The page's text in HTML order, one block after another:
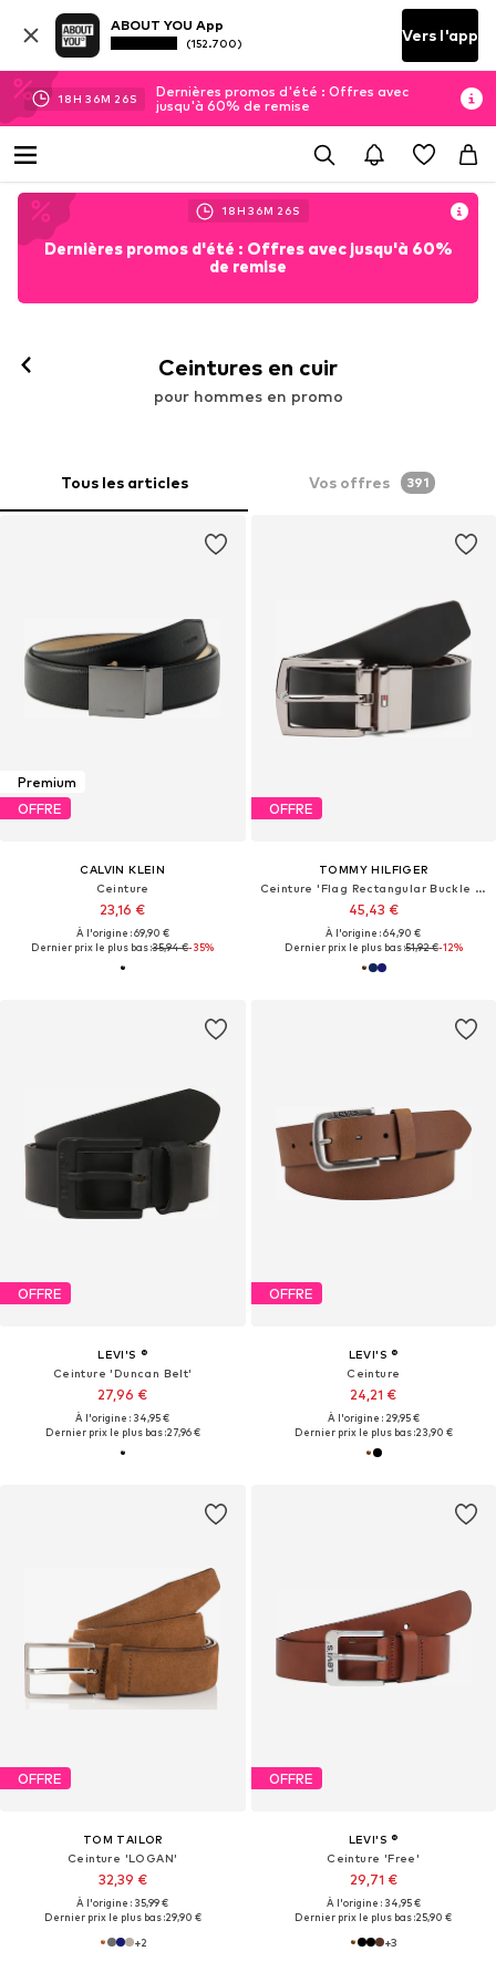
ABOUT YOU App
(152.700) Vers l'app
18H 36M 25S
Dernières promos d'été : Offres avec
jusqu'à 60% de remise
18H 36M 25S
Dernières promos d'été : Offres avec jusqu'à 60%
de remise
Ceintures en cuir
pour hommes en promo
Tous les articles Vos offres 391
Premium
OFFRE
CALVIN KLEIN
Ceinture
23,16 €
À l'origine : 69,90 €
Dernier prix le plus bas :35,94 €-35%
OFFRE
TOMMY HILFIGER
Ceinture 'Flag Rectangular Buckle Reversible'
45,43 €
À l'origine : 64,90 €
Dernier prix le plus bas :51,92 €-12%
OFFRE
LEVI'S ®
Ceinture 'Duncan Belt'
27,96 €
À l'origine : 34,95 €
Dernier prix le plus bas :27,96 €
OFFRE
LEVI'S ®
Ceinture
24,21 €
À l'origine : 29,95 €
Dernier prix le plus bas :23,90 €
OFFRE
TOM TAILOR
Ceinture 'LOGAN'
32,39 €
À l'origine : 35,99 €
Dernier prix le plus bas :29,90 €
+2
OFFRE
LEVI'S ®
Ceinture 'Free'
29,71 €
À l'origine : 34,95 €
Dernier prix le plus bas :25,90 €
+3